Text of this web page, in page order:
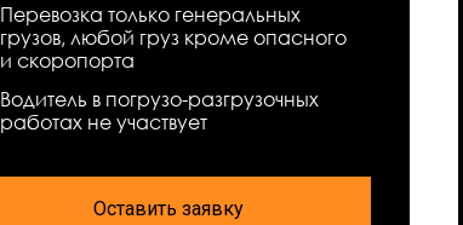
Оставить заявку
Водитель в погрузо-разгрузочных
работах не участвует
Перевозка только генеральных
грузов, любой груз кроме опасного
и скоропорта